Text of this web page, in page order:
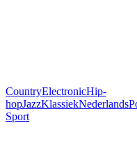
CountryElectronicHip-
hopJazzKlassiekNederlands
Sport